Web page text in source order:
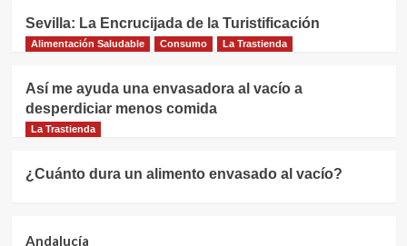
Sevilla: La Encrucijada de la Turistificación
Alimentación Saludable Consumo La Trastienda
Así me ayuda una envasadora al vacío a
desperdiciar menos comida
La Trastienda
¿Cuánto dura un alimento envasado al vacío?
Andalucía